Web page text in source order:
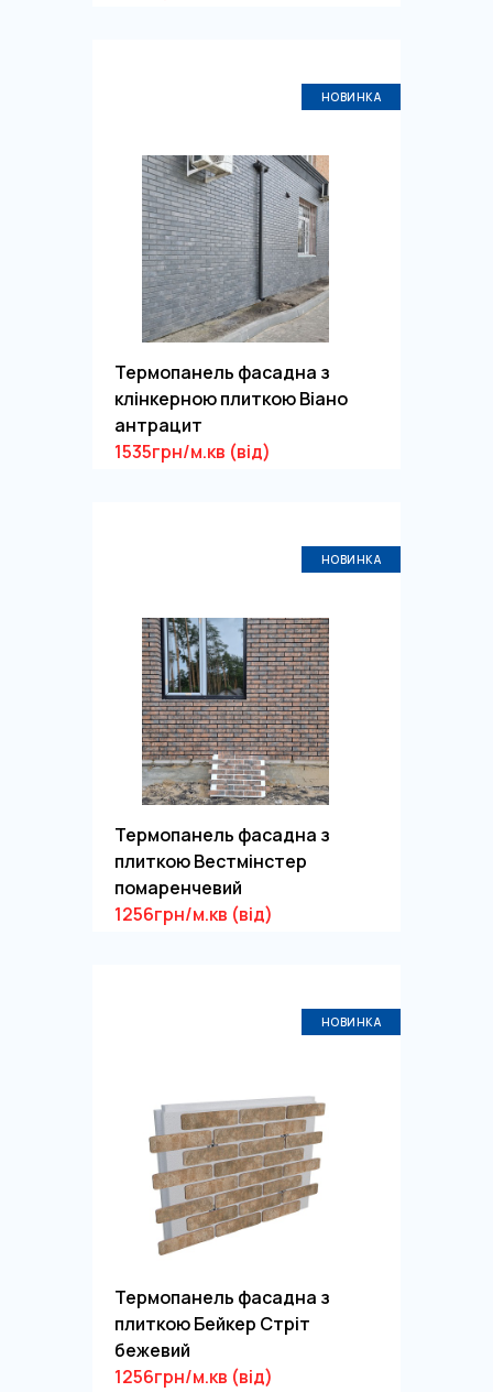
НОВИНКА
Термопанель фасадна з
клінкерною плиткою Віано
антрацит
1535грн/м.кв (від)
НОВИНКА
Термопанель фасадна з
плиткою Вестмінстер
помаренчевий
1256грн/м.кв (від)
НОВИНКА
Термопанель фасадна з
плиткою Бейкер Стріт
бежевий
1256грн/м.кв (від)